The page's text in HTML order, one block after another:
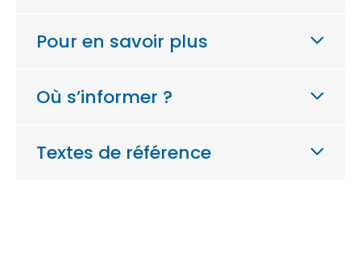
Pour en savoir plus
Où s’informer ?
Textes de référence